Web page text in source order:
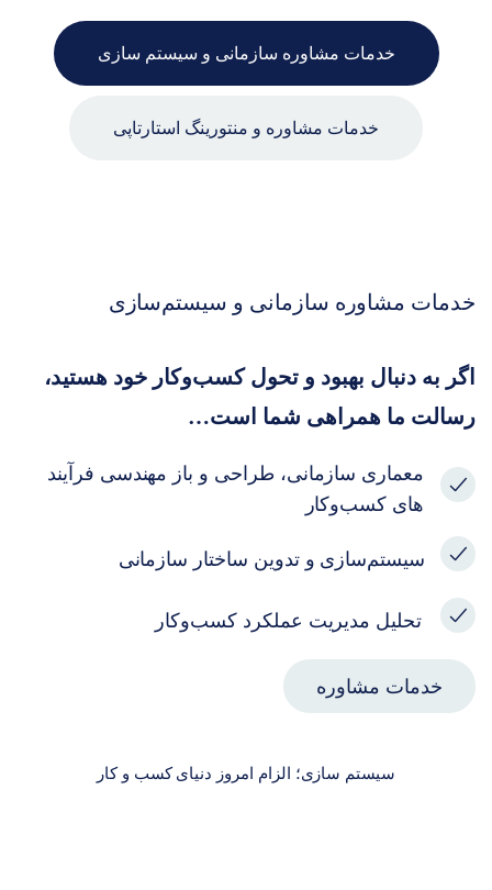
خدمات مشاوره سازمانی و سیستم سازی
خدمات مشاوره و منتورینگ استارتاپی
خدمات مشاوره سازمانی و سیستم‌سازی
اگر به دنبال بهبود و تحول کسب‌وکار خود هستید،
رسالت ما همراهی شما است…
معماری سازمانی، طراحی و باز مهندسی فرآیند
های کسب‌و‌کار
سیستم‌سازی و تدوین ساختار سازمانی
تحلیل مدیریت عملکرد کسب‌وکار
خدمات مشاوره
سیستم سازی؛ الزام امروز دنیای کسب و کار